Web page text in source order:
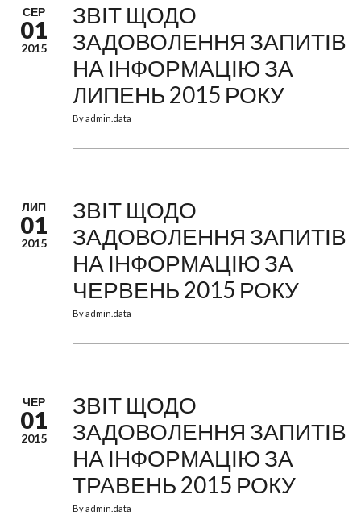
СЕР
01
2015
ЗВІТ ЩОДО
ЗАДОВОЛЕННЯ ЗАПИТІВ
НА ІНФОРМАЦІЮ ЗА
ЛИПЕНЬ 2015 РОКУ
Byadmin.data
ЛИП
01
2015
ЗВІТ ЩОДО
ЗАДОВОЛЕННЯ ЗАПИТІВ
НА ІНФОРМАЦІЮ ЗА
ЧЕРВЕНЬ 2015 РОКУ
Byadmin.data
ЧЕР
01
2015
ЗВІТ ЩОДО
ЗАДОВОЛЕННЯ ЗАПИТІВ
НА ІНФОРМАЦІЮ ЗА
ТРАВЕНЬ 2015 РОКУ
Byadmin.data